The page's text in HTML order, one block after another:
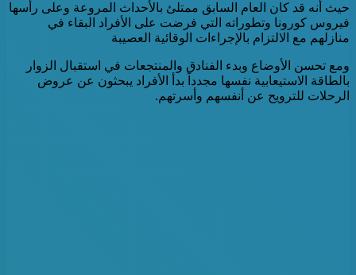
حيث أنه قد كان العام السابق ممتلئ بالأحداث المروعة وعلى رأسها
فيروس كورونا وتطوراته التي فرضت على الأفراد البقاء في
منازلهم مع الالتزام بالإجراءات الوقائية العصيبة
ومع تحسن الأوضاع وبدء الفنادق والمنتجعات في استقبال الزوار
بالطاقة الاستيعابية نفسها مجدداً بدأ الأفراد يبحثون عن عروض
الرحلات للترويح عن أنفسهم وأسرتهم.